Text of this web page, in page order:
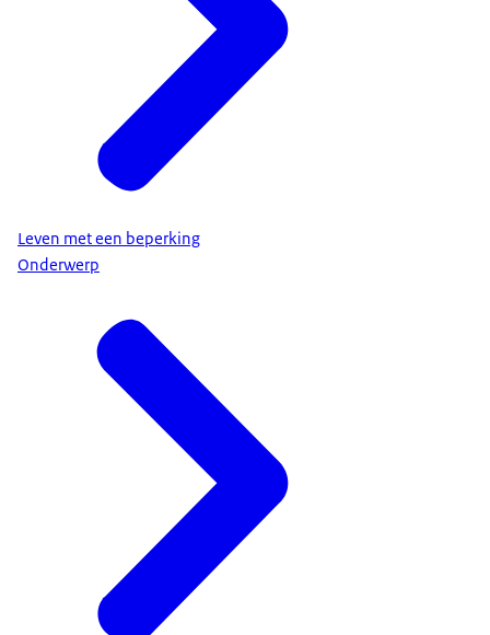
Leven met een beperking
Onderwerp